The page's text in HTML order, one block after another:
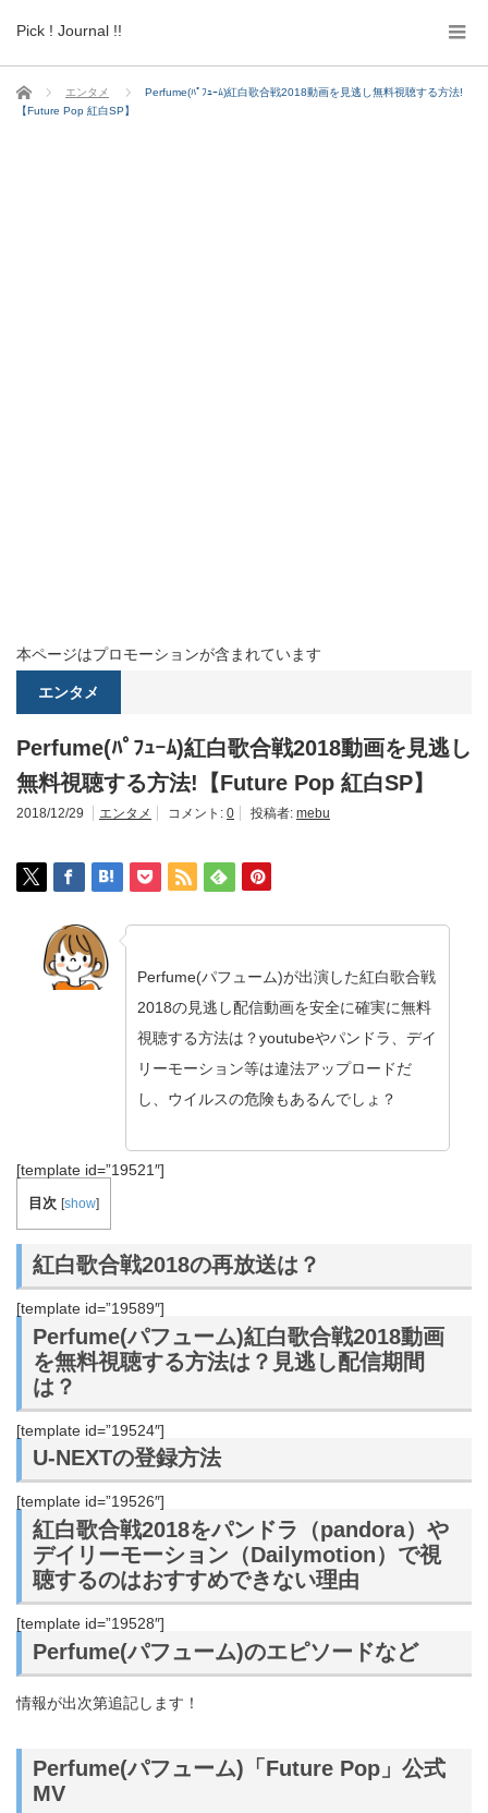
Pick ! Journal !!
ホーム エンタメ
Perfume(ﾊﾟﾌｭｰﾑ)紅白歌合戦2018動画を見逃し無料視聴する方法!
【Future Pop 紅白SP】
本ページはプロモーションが含まれています
エンタメ
Perfume(ﾊﾟﾌｭｰﾑ)紅白歌合戦2018動画を見逃し
無料視聴する方法!【Future Pop 紅白SP】
2018/12/29 エンタメ コメント: 0 投稿者: mebu
Perfume(パフューム)が出演した紅白歌合戦
2018の見逃し配信動画を安全に確実に無料
視聴する方法は？youtubeやパンドラ、デイ
リーモーション等は違法アップロードだ
し、ウイルスの危険もあるんでしょ？
[template id=”19521″]
目次 [show]
紅白歌合戦2018の再放送は？
[template id=”19589″]
Perfume(パフューム)紅白歌合戦2018動画
を無料視聴する方法は？見逃し配信期間
は？
[template id=”19524″]
U-NEXTの登録方法
[template id=”19526″]
紅白歌合戦2018をパンドラ（pandora）や
デイリーモーション（Dailymotion）で視
聴するのはおすすめできない理由
[template id=”19528″]
Perfume(パフューム)のエピソードなど
情報が出次第追記します！
Perfume(パフューム)「Future Pop」公式
MV